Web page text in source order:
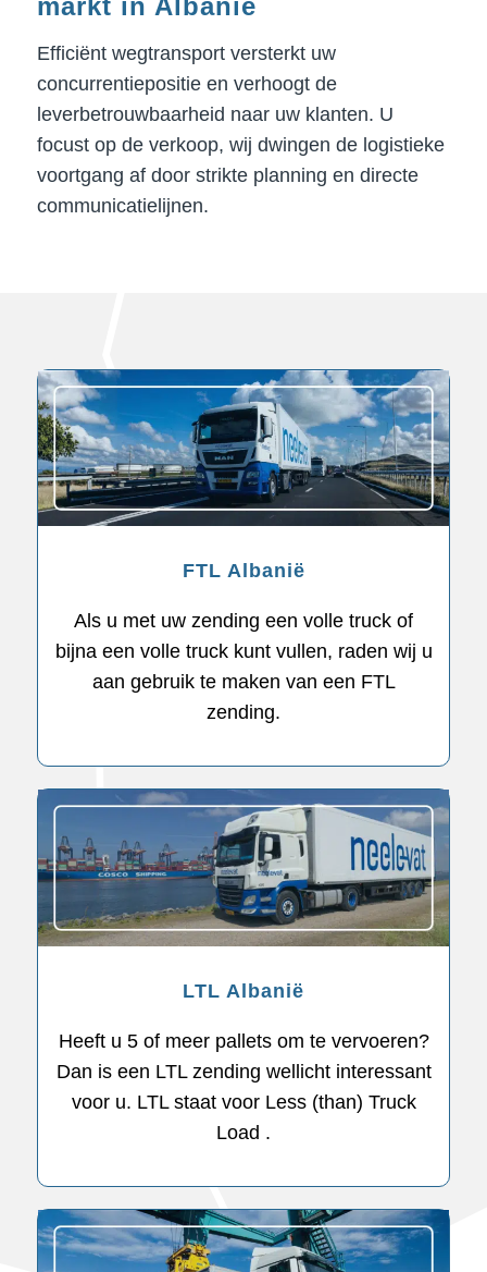
markt in Albanië
Efficiënt wegtransport versterkt uw
concurrentiepositie en verhoogt de
leverbetrouwbaarheid naar uw klanten. U
focust op de verkoop, wij dwingen de logistieke
voortgang af door strikte planning en directe
communicatielijnen.
FTL Albanië
Als u met uw zending een volle truck of
bijna een volle truck kunt vullen, raden wij u
aan gebruik te maken van een FTL
zending.
LTL Albanië
Heeft u 5 of meer pallets om te vervoeren?
Dan is een LTL zending wellicht interessant
voor u. LTL staat voor Less (than) Truck
Load .